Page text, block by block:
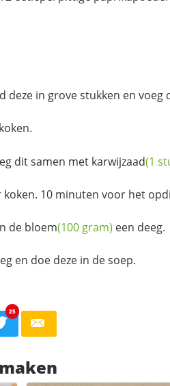
deze in grove stukken en voeg
koken.
dit samen met karwijzaad(1
koken. 10 minuten voor het
de bloem(100 gram) een deeg.
en doe deze in de soep.
25